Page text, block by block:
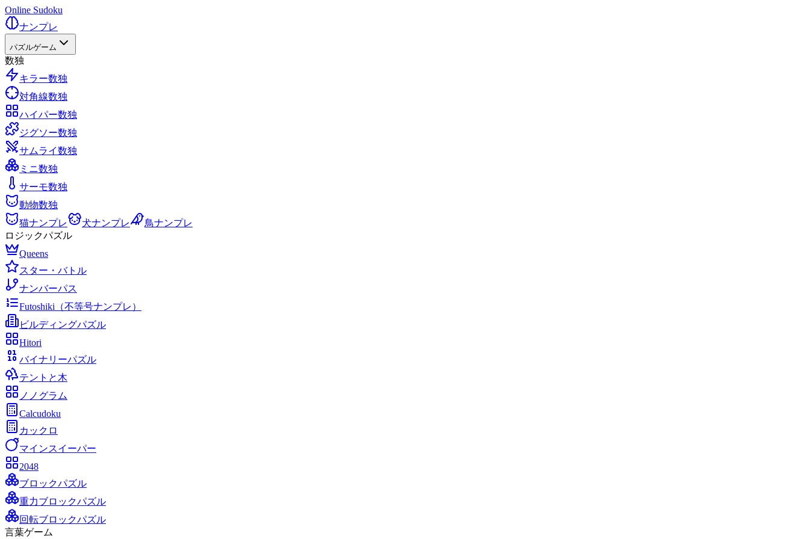
Online Sudoku
ナンプレ
パズルゲーム
数独
キラー数独
対角線数独
ハイパー数独
ジグソー数独
サムライ数独
ミニ数独
サーモ数独
動物数独
猫ナンプレ
犬ナンプレ
鳥ナンプレ
ロジックパズル
Queens
スター・バトル
ナンバーパス
Futoshiki（不等号ナンプレ）
ビルディングパズル
Hitori
バイナリーパズル
テントと木
ノノグラム
Calcudoku
カックロ
マインスイーパー
2048
ブロックパズル
重力ブロックパズル
回転ブロックパズル
言葉ゲーム